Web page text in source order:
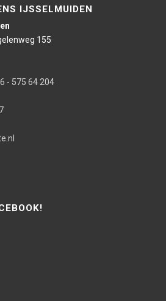
IJSSELMUIDEN
155
- 575 64 204